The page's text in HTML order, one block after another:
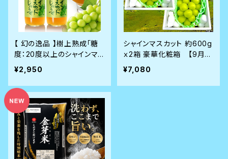
【 幻の逸品 】樹上熟成「糖
度：20度以上のシャインマ
スカット」を使った至極の逸
品 信州 100％ ストレート
ジュース 720ml x 2本 安
曇野ワイナリー化粧箱入り
ギフト 贈答用
¥2,950
シャインマスカット 約600g
ｘ2箱 豪華化粧箱 【9月8
日前後から順次発送】
¥7,080